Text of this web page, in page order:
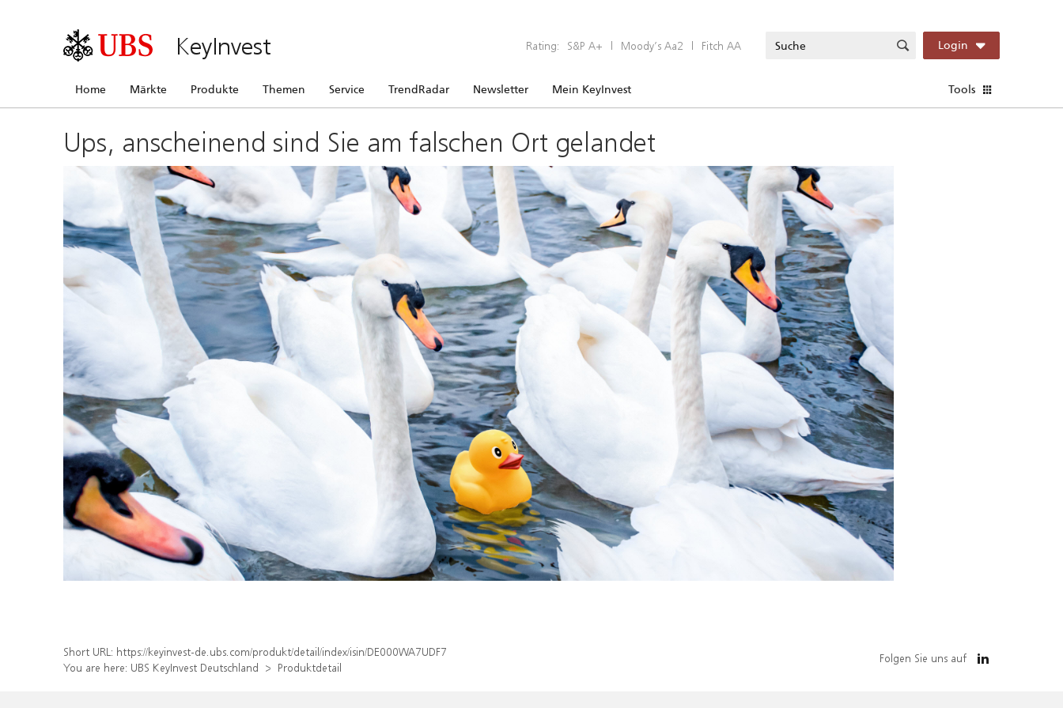
KeyInvest Rating: S&P A+ | Moody’s Aa2 | Fitch AA Login
Home Märkte Produkte Themen Service TrendRadar Newsletter Mein KeyInvest Tools
Ups, anscheinend sind Sie am falschen Ort gelandet
Short URL: https://keyinvest-de.ubs.com/produkt/detail/index/isin/DE000WA7UDF7
You are here: UBS KeyInvest Deutschland Produktdetail
Folgen Sie uns auf